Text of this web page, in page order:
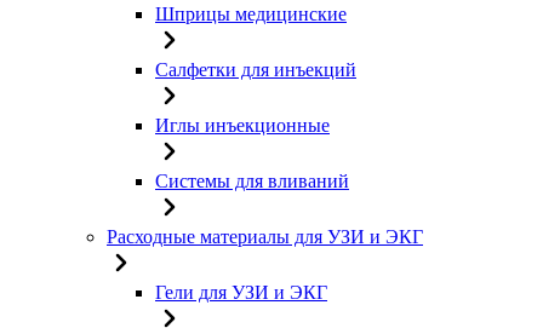
Шприцы медицинские
Салфетки для инъекций
Иглы инъекционные
Системы для вливаний
Расходные материалы для УЗИ и ЭКГ
Гели для УЗИ и ЭКГ